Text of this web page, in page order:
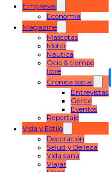
Empresas
Economía
Magazine
Mascotas
Motor
Náutica
Ocio & tiempo
libre
Crónica social
Entrevistas
Gente
Eventos
Reportaje
Vida y Estilo
Decoración
Salud y Belleza
Vida sana
Viajar